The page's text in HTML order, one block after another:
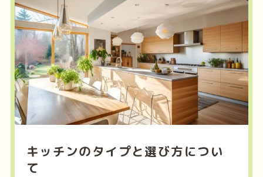
キッチンのタイプと選び方につい
て